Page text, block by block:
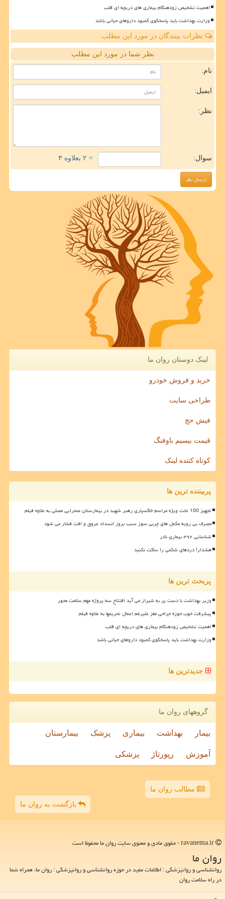
اهمیت تشخیص زودهنگام بیماری های دریچه ای قلب
وزارت بهداشت باید پاسخگوی کمبود داروهای حیاتی باشد
نظرات بینندگان در مورد این مطلب
نظر شما در مورد این مطلب
نام:
ایمیل:
نظر:
سوال: = ۲ بعلاوه ۳
لینک دوستان روان ما
خرید و فروش خودرو
طراحی سایت
فیش حج
قیمت بیسیم باوفنگ
کوتاه کننده لینک
پربیننده ترین ها
تجهیز 100 تخت ویژه مراسم خاکسپاری رهبر شهید در بیمارستان صحرایی مصلی به علاوه فیلم
مصرف بی رویه مکمل های چربی سوز سبب بروز انسداد عروق و افت فشار می شود
شناسایی ۴۹۲ بیماری نادر
هشدار! دردهای شکمی را ساکت نکنید
پربحث ترین ها
وزیر بهداشت با دست پر به شیراز می آید افتتاح سه پروژه مهم سلامت محور
پیشرفت خوب حوزه جراحی مغز علیرغم اعمال تحریمها به علاوه فیلم
اهمیت تشخیص زودهنگام بیماری های دریچه ای قلب
وزارت بهداشت باید پاسخگوی کمبود داروهای حیاتی باشد
جدیدترین ها
گروههای روان ما
بیمار بهداشت بیماری پزشک بیمارستان
آموزش رپورتاژ پزشکی
مطالب روان ما
بازگشت به روان ما
روان ما
روانشناسی و روانپزشکی : اطلاعات مفید در حوزه روانشناسی و روانپزشکی : روان ما، همراه شما
در راه سلامت روان